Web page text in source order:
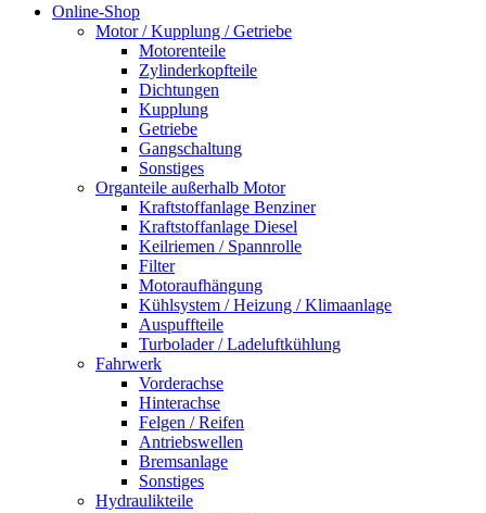
Online-Shop
Motor / Kupplung / Getriebe
Motorenteile
Zylinderkopfteile
Dichtungen
Kupplung
Getriebe
Gangschaltung
Sonstiges
Organteile außerhalb Motor
Kraftstoffanlage Benziner
Kraftstoffanlage Diesel
Keilriemen / Spannrolle
Filter
Motoraufhängung
Kühlsystem / Heizung / Klimaanlage
Auspuffteile
Turbolader / Ladeluftkühlung
Fahrwerk
Vorderachse
Hinterachse
Felgen / Reifen
Antriebswellen
Bremsanlage
Sonstiges
Hydraulikteile